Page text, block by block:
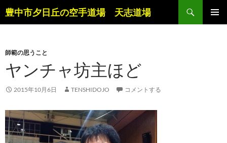
ン
ツ
へ
キ
プ
豊中市夕日丘の空手道場 天志道場
検
索
師範の思うこと
ヤンチャ坊主ほど
2015年10月6日 TENSHIDOJO コメントする